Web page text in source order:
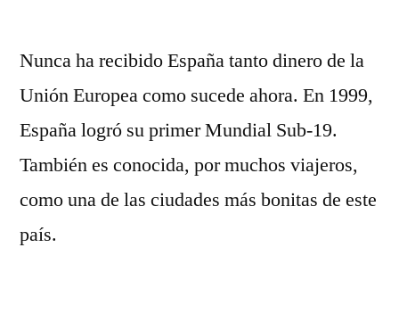
Nunca ha recibido España tanto dinero de la
Unión Europea como sucede ahora. En 1999,
España logró su primer Mundial Sub-19.
También es conocida, por muchos viajeros,
como una de las ciudades más bonitas de este
país.